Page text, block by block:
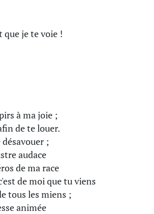
que je te voie !
à ma joie ;
de te louer.
;
audace
de ma race
de moi que tu viens
tous les miens ;
animée